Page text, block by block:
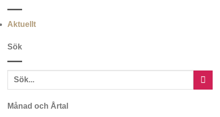
Aktuellt
Sök
Månad och Årtal